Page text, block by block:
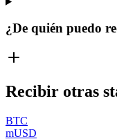
¿De quién puedo
Recibir otras
BTC
mUSD